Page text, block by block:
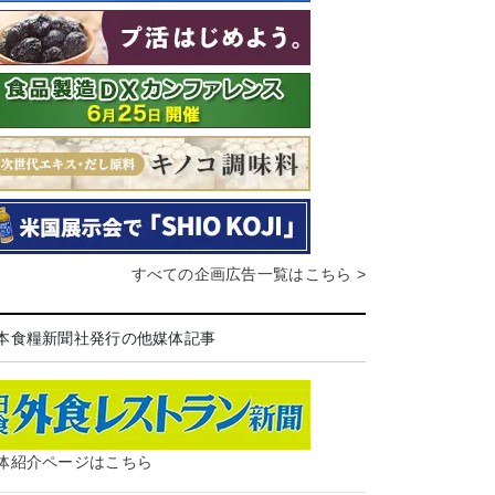
すべての企画広告一覧はこちら >
食糧新聞社発行の他媒体記事
紹介ページはこちら